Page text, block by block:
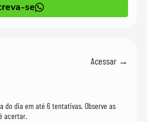
se
Acessar →
do dia em até 6 tentativas. Observe as
acertar.